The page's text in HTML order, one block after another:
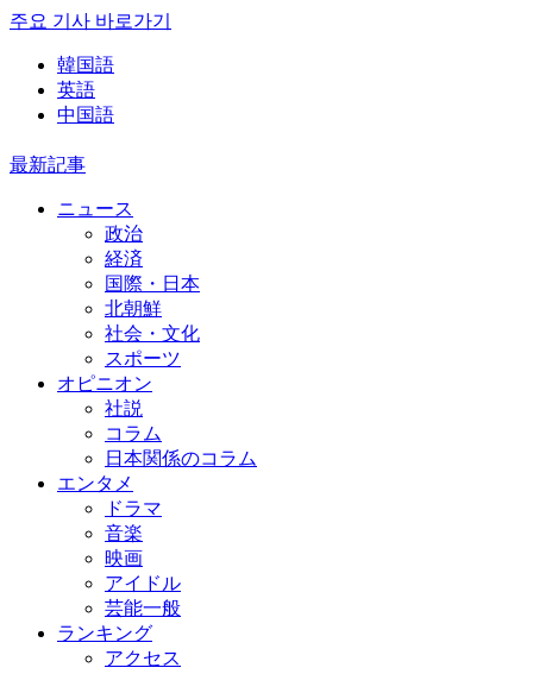
주요 기사 바로가기
韓国語
英語
中国語
最新記事
ニュース
政治
経済
国際・日本
北朝鮮
社会・文化
スポーツ
オピニオン
社説
コラム
日本関係のコラム
エンタメ
ドラマ
音楽
映画
アイドル
芸能一般
ランキング
アクセス